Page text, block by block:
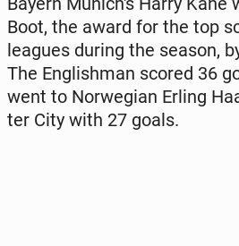
Boot, the award for the top
leagues during the season,
The Eng­lish­man scored 36
went to Nor­we­gian Erling
ter City with 27 goals.